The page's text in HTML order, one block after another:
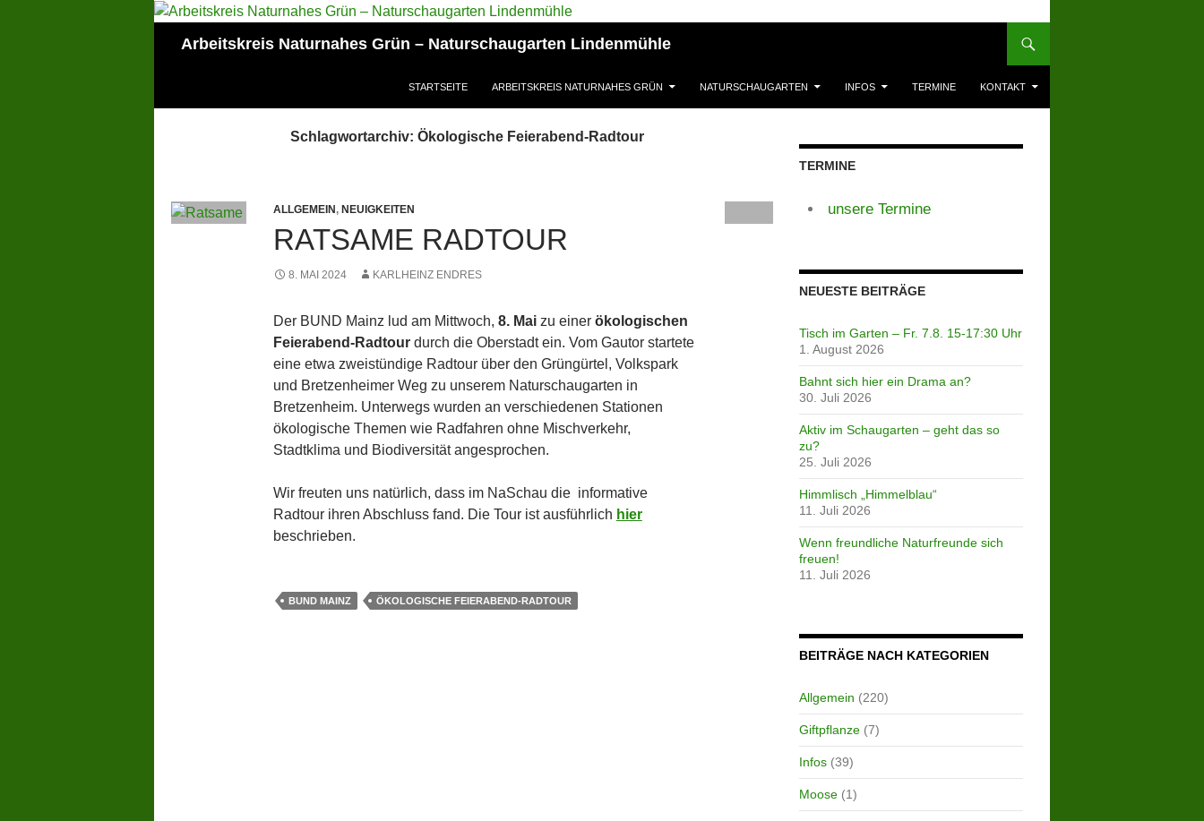
Arbeitskreis Naturnahes Grün – Naturschaugarten Lindenmühle
STARTSEITE ARBEITSKREIS NATURNAHES GRÜN NATURSCHAUGARTEN INFOS TERMINE KONTAKT
Schlagwortarchiv: Ökologische Feierabend-Radtour
ALLGEMEIN, NEUIGKEITEN
RATSAME RADTOUR
8. MAI 2024 KARLHEINZ ENDRES
Der BUND Mainz lud am Mittwoch, 8. Maizu einer ökologischen
Feierabend-Radtourdurch die Oberstadt ein. Vom Gautor startete
eine etwa zweistündige Radtour über den Grüngürtel, Volkspark
und Bretzenheimer Weg zu unserem Naturschaugarten in
Bretzenheim. Unterwegs wurden an verschiedenen Stationen
ökologische Themen wie Radfahren ohne Mischverkehr,
Stadtklima und Biodiversität angesprochen.
Wir freuten uns natürlich, dass im NaSchau die informative
Radtour ihren Abschluss fand. Die Tour ist ausführlich hier
beschrieben.
BUND MAINZ ÖKOLOGISCHE FEIERABEND-RADTOUR
TERMINE
unsere Termine
NEUESTE BEITRÄGE
Tisch im Garten – Fr. 7.8. 15-17:30 Uhr
1. August 2026
Bahnt sich hier ein Drama an?
30. Juli 2026
Aktiv im Schaugarten – geht das so
zu?
25. Juli 2026
Himmlisch „Himmelblau“
11. Juli 2026
Wenn freundliche Naturfreunde sich
freuen!
11. Juli 2026
BEITRÄGE NACH KATEGORIEN
Allgemein (220)
Giftpflanze(7)
Infos(39)
Moose(1)